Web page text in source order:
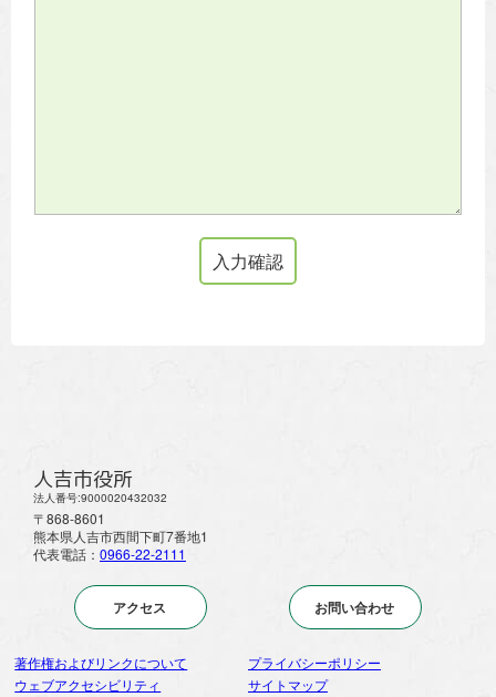
人吉市役所
法人番号:9000020432032
〒868-8601
熊本県人吉市西間下町7番地1
代表電話： 0966-22-2111
アクセス お問い合わせ
著作権およびリンクについて
プライバシーポリシー
ウェブアクセシビリティ
サイトマップ